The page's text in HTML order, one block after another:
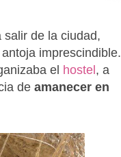
de la ciudad,
imprescindible.
el hostel, a
de amanecer en